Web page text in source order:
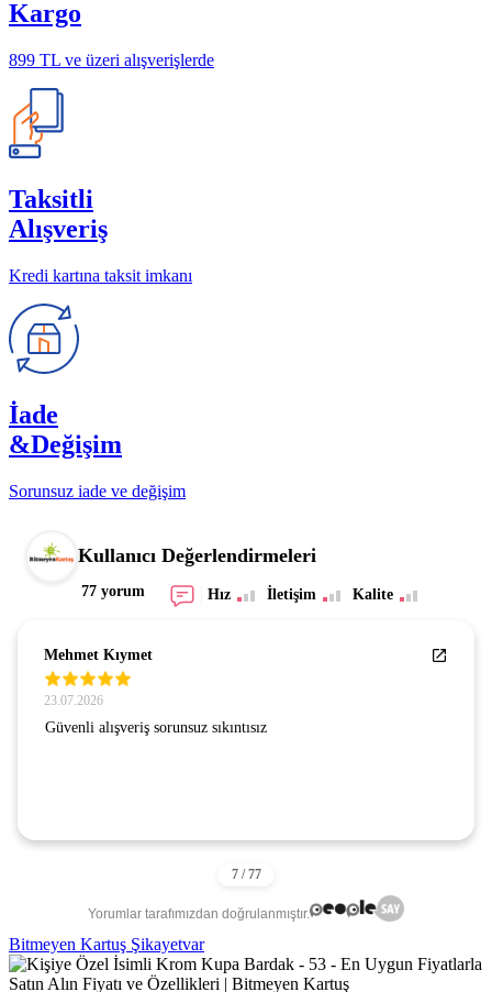
Kargo
899 TL ve üzeri alışverişlerde
Taksitli
Alışveriş
Kredi kartına taksit imkanı
İade
&Değişim
Sorunsuz iade ve değişim
Kullanıcı Değerlendirmeleri
77 yorum Hız İletişim Kalite
Mehmet Kıymet
23.07.2026
Güvenli alışveriş sorunsuz sıkıntısız
Yorumlar tarafımızdan doğrulanmıştır.
Bitmeyen Kartuş Şikayetvar